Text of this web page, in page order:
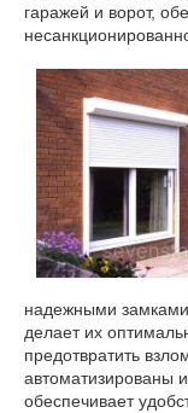
гаражей и ворот,
надежными
делает их
предотвратить
автоматизированы
обеспечивает